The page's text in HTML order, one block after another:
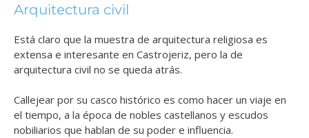
Arquitectura civil
Está claro que la muestra de arquitectura religiosa es
extensa e interesante en Castrojeriz, pero la de
arquitectura civil no se queda atrás.
Callejear por su casco histórico es como hacer un viaje en
el tiempo, a la época de nobles castellanos y escudos
nobiliarios que hablan de su poder e influencia.